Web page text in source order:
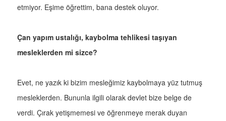
etmiyor. Eşime öğrettim, bana destek oluyor.
Çan yapım ustalığı, kaybolma tehlikesi taşıyan
mesleklerden mi sizce?
Evet, ne yazık ki bizim mesleğimiz kaybolmaya yüz tutmuş
mesleklerden. Bununla ilgili olarak devlet bize belge de
verdi. Çırak yetişmemesi ve öğrenmeye merak duyan